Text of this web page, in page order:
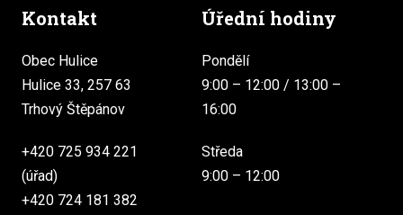
Kontakt
Obec Hulice
Hulice 33, 257 63
Trhový Štěpánov
+420 725 934 221
(úřad)
+420 724 181 382
Úřední hodiny
Pondělí
9:00 – 12:00 / 13:00 –
16:00
Středa
9:00 – 12:00